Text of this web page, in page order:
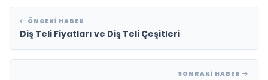
ÖNCEKI HABER
Diş Teli Fiyatları ve Diş Teli Çeşitleri
SONRAKI HABER